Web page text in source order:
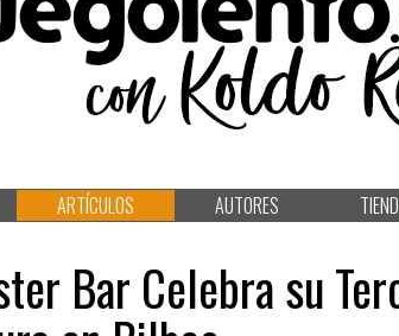
ARTÍCULOS AUTORES
Bar Celebra su